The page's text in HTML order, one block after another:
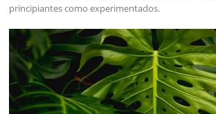
principiantes como experimentados.